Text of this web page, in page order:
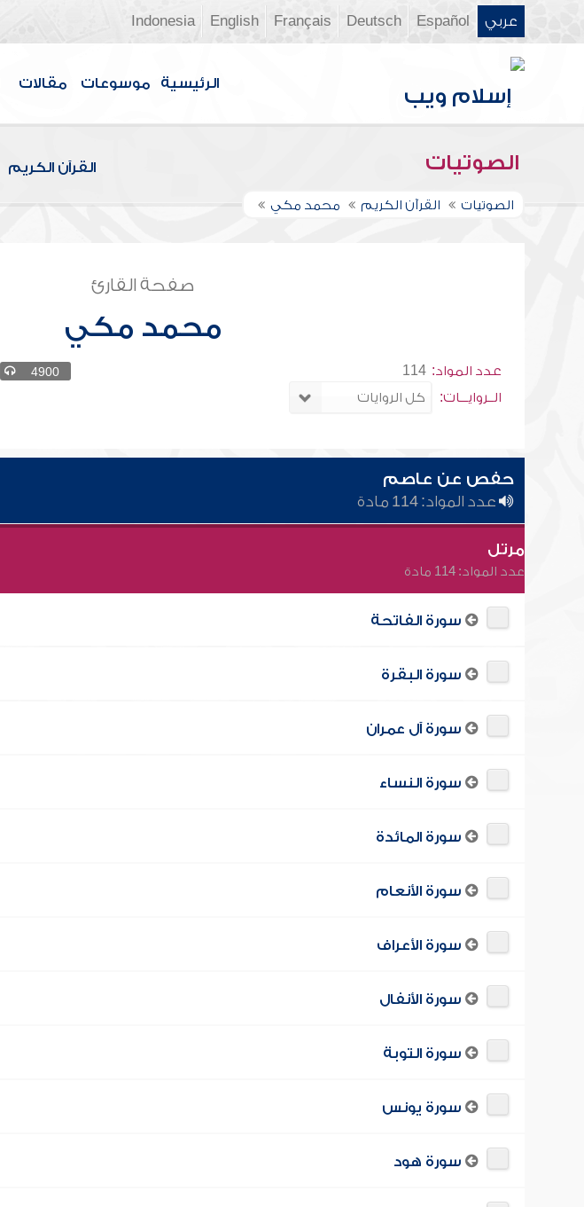
عربي Español
Deutsch
Français
English
Indonesia
الرئيسية موسوعات مقالات
الصوتيات القرآن الكريم
الصوتيات القرآن الكريم محمد مكي
صفحة القارئ
محمد مكي
عدد المواد: 114
الــروايـــات:
4900
حفص عن عاصم
عدد المواد: 114 مادة
مرتل
عدد المواد: 114 مادة
سورة الفاتحة
سورة البقرة
سورة آل عمران
سورة النساء
سورة المائدة
سورة الأنعام
سورة الأعراف
سورة الأنفال
سورة التوبة
سورة يونس
سورة هود